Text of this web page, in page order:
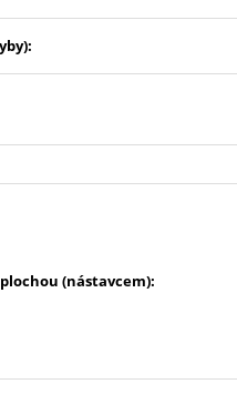
(nástavcem):